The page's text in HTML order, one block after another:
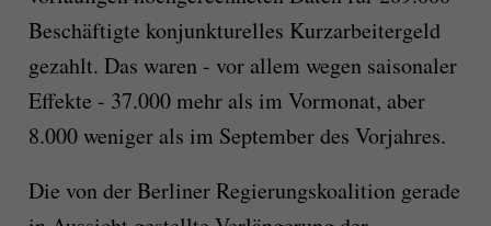
Beschäftigte konjunkturelles Kurzarbeitergeld
gezahlt. Das waren - vor allem wegen saisonaler
Effekte - 37.000 mehr als im Vormonat, aber
8.000 weniger als im September des Vorjahres.
Die von der Berliner Regierungskoalition gerade